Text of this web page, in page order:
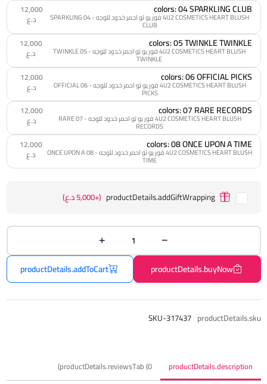
colors: 04 SPARKLING CLUB
4U2 COSMETICS HEART BLUSH فور يو تو احمر خدود للوجه - 04 SPARKLING
CLUB
12,000
د.ع
colors: 05 TWINKLE TWINKLE
4U2 COSMETICS HEART BLUSH فور يو تو احمر خدود للوجه - 05 TWINKLE
TWINKLE
12,000
د.ع
colors: 06 OFFICIAL PICKS
4U2 COSMETICS HEART BLUSH فور يو تو احمر خدود للوجه - 06 OFFICIAL
PICKS
12,000
د.ع
colors: 07 RARE RECORDS
4U2 COSMETICS HEART BLUSH فور يو تو احمر خدود للوجه - 07 RARE
RECORDS
12,000
د.ع
colors: 08 ONCE UPON A TIME
4U2 COSMETICS HEART BLUSH فور يو تو احمر خدود للوجه - 08 ONCE UPON A
TIME
12,000
د.ع
productDetails.addGiftWrapping (+5,000 د.ع)
productDetails.buyNow
productDetails.addToCart
productDetails.sku
SKU-317437
productDetails.description
productDetails.reviewsTab (0)